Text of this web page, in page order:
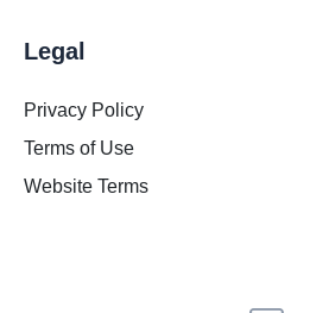
Legal
Privacy Policy
Terms of Use
Website Terms